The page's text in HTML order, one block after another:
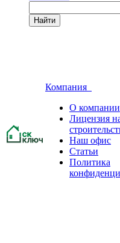
Найти
Компания
О компании
Лицензия
Наш офис
Статьи
Политика